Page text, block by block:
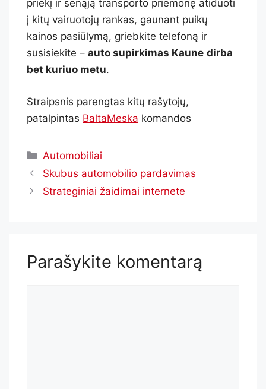
priekį ir senąją transporto priemonę atiduoti
į kitų vairuotojų rankas, gaunant puikų
kainos pasiūlymą, griebkite telefoną ir
susisiekite – auto supirkimas Kaune dirba
bet kuriuo metu.
Straipsnis parengtas kitų rašytojų,
patalpintas BaltaMeska komandos
Automobiliai
Skubus automobilio pardavimas
Strateginiai žaidimai internete
Parašykite komentarą